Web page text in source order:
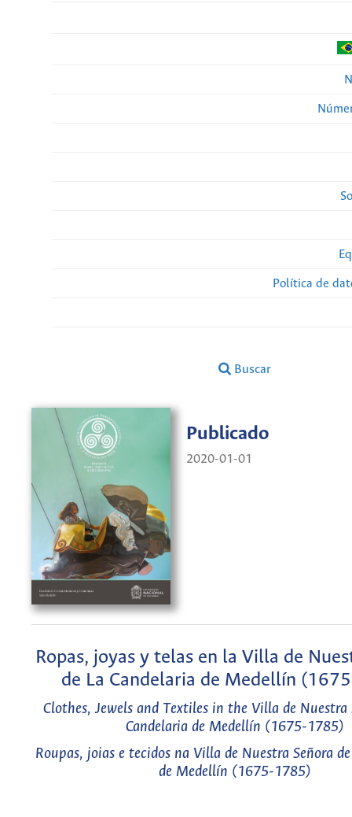
Política de
Buscar
Publicado
2020-01-01
Ropas, joyas y telas en la Villa de
de La Candelaria de Medellín
Clothes, Jewels and Textiles in the Villa de Nuestra
Candelaria de Medellín (1675-1785)
Roupas, joias e tecidos na Villa de Nuestra Señora
de Medellín (1675-1785)